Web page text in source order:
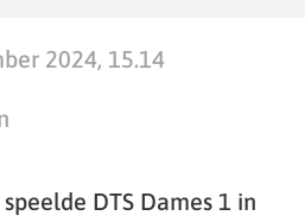
2024, 15.14
DTS Dames 1 in